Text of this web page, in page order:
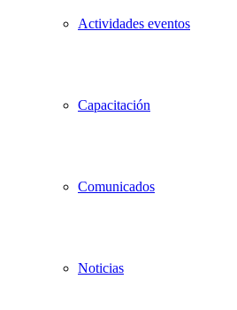
Actividades eventos
Capacitación
Comunicados
Noticias